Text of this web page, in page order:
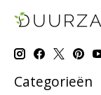
Categorieën